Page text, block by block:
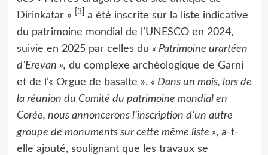
Dirinkatar »
[3]
a été inscrite sur la liste indicative
du patrimoine mondial de l’UNESCO en 2024,
suivie en 2025 par celles du « Patrimoine urartéen
d’Erevan », du complexe archéologique de Garni
et de l’« Orgue de basalte ». « Dans un mois, lors de
la réunion du Comité du patrimoine mondial en
Corée, nous annoncerons l’inscription d’un autre
groupe de monuments sur cette même liste », a-t-
elle ajouté, soulignant que les travaux se